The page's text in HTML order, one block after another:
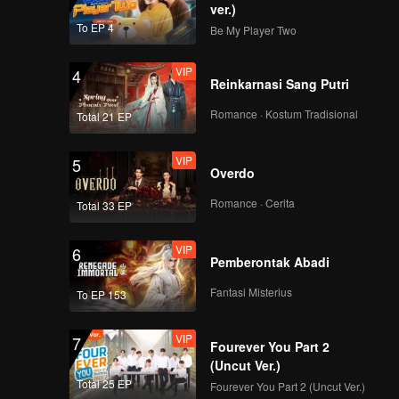
To EP 4
ver.)
Be My Player Two
4
Total 21 EP
VIP
Reinkarnasi Sang Putri
Romance · Kostum Tradisional
5
Total 33 EP
VIP
Overdo
Romance · Cerita
6
To EP 153
VIP
Pemberontak Abadi
Fantasi Misterius
7
Total 25 EP
VIP
Fourever You Part 2
(Uncut Ver.)
Fourever You Part 2 (Uncut Ver.)